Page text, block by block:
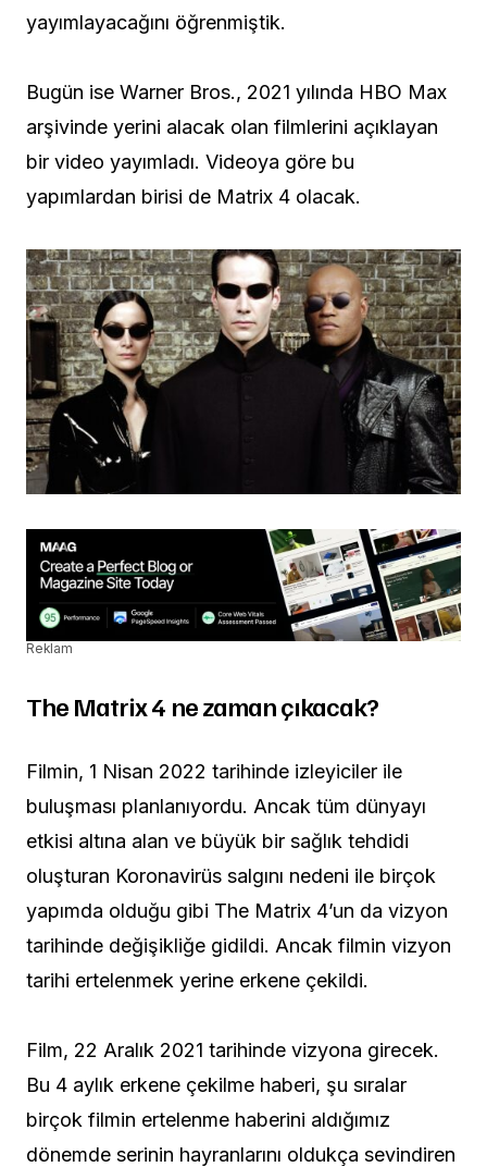
yayımlayacağını öğrenmiştik.
Bugün ise Warner Bros., 2021 yılında HBO Max
arşivinde yerini alacak olan filmlerini açıklayan
bir video yayımladı. Videoya göre bu
yapımlardan birisi de Matrix 4 olacak.
Reklam
The Matrix 4 ne zaman çıkacak?
Filmin, 1 Nisan 2022 tarihinde izleyiciler ile
buluşması planlanıyordu. Ancak tüm dünyayı
etkisi altına alan ve büyük bir sağlık tehdidi
oluşturan Koronavirüs salgını nedeni ile birçok
yapımda olduğu gibi The Matrix 4’un da vizyon
tarihinde değişikliğe gidildi. Ancak filmin vizyon
tarihi ertelenmek yerine erkene çekildi.
Film, 22 Aralık 2021 tarihinde vizyona girecek.
Bu 4 aylık erkene çekilme haberi, şu sıralar
birçok filmin ertelenme haberini aldığımız
dönemde serinin hayranlarını oldukça sevindiren